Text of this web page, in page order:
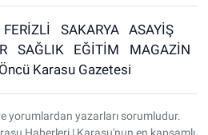
FERİZLİ SAKARYA
ASAYİŞ
SAĞLIK EĞİTİM
MAGAZİN
Öncü Karasu Gazetesi
yorumlardan yazarları sorumludur.